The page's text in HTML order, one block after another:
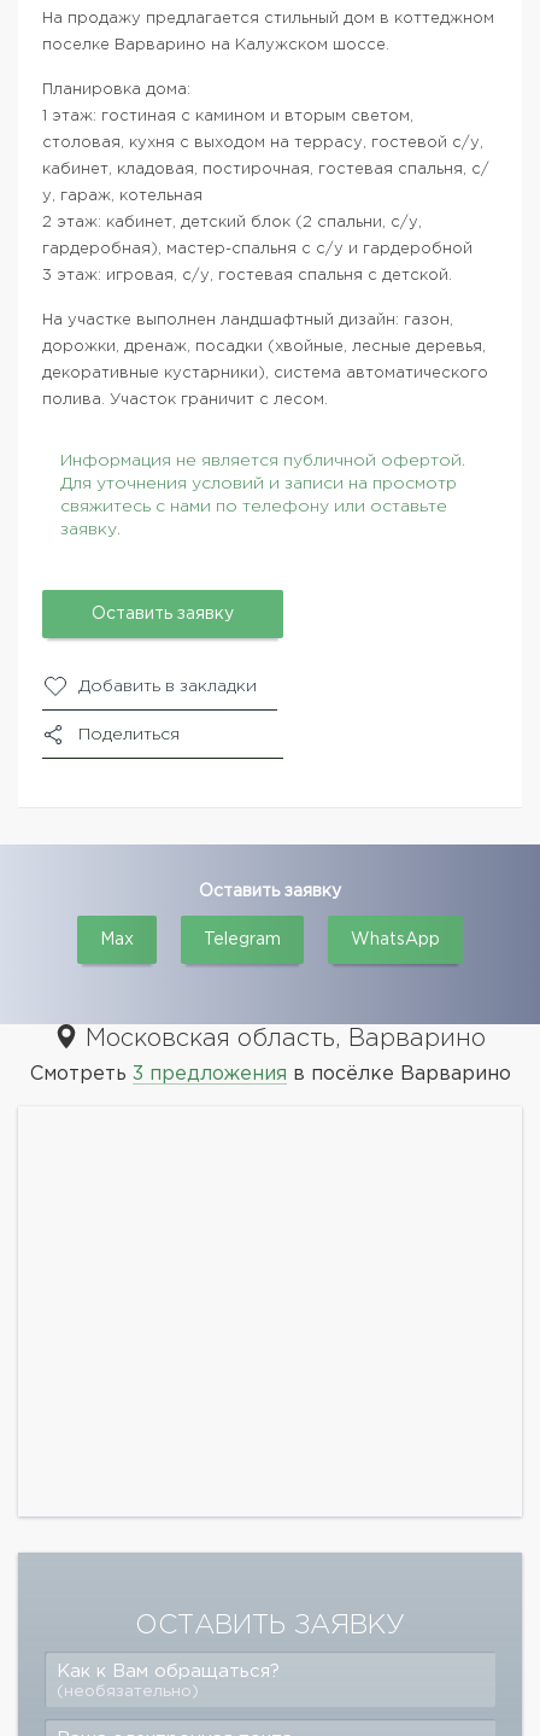
На продажу предлагается стильный дом в коттеджном
поселке Варварино на Калужском шоссе.
Планировка дома:
1 этаж: гостиная с камином и вторым светом,
столовая, кухня с выходом на террасу, гостевой с/у,
кабинет, кладовая, постирочная, гостевая спальня, с/
у, гараж, котельная
2 этаж: кабинет, детский блок (2 спальни, с/у,
гардеробная), мастер-спальня с с/у и гардеробной
3 этаж: игровая, с/у, гостевая спальня с детской.
На участке выполнен ландшафтный дизайн: газон,
дорожки, дренаж, посадки (хвойные, лесные деревья,
декоративные кустарники), система автоматического
полива. Участок граничит с лесом.
Информация не является публичной офертой.
Для уточнения условий и записи на просмотр
свяжитесь с нами по телефону или оставьте
заявку.
Оставить заявку
Добавить в закладки
Поделиться
Оставить заявку
Max Telegram WhatsApp
Московская область, Варварино
Смотреть 3 предложения в посёлке Варварино
ОСТАВИТЬ ЗАЯВКУ
Как к Вам обращаться?
(необязательно)